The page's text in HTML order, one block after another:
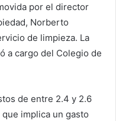
por el director
Norberto
de limpieza. La
a cargo del Colegio de
de entre 2.4 y 2.6
implica un gasto